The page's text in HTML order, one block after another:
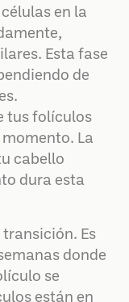
en la
Esta fase
de
tus folículos
La
cabello
dura esta
Es
donde
se
están en